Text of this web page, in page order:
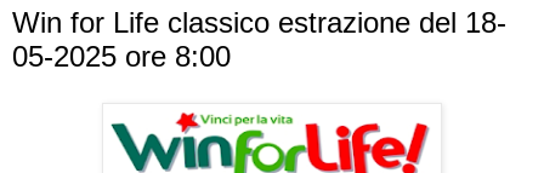
Win for Life classico estrazione del 18-
05-2025 ore 8:00